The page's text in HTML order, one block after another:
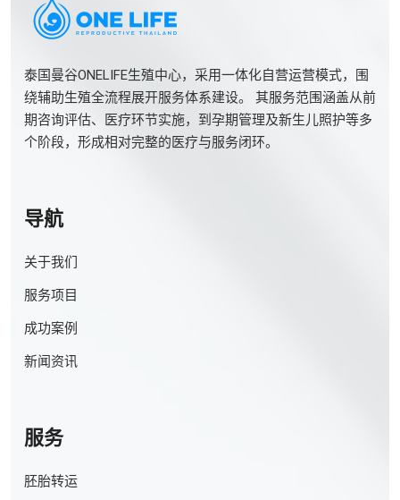
泰国曼谷ONELIFE生殖中心，采用一体化自营运营模式，围
绕辅助生殖全流程展开服务体系建设。 其服务范围涵盖从前
期咨询评估、医疗环节实施，到孕期管理及新生儿照护等多
个阶段，形成相对完整的医疗与服务闭环。
导航
关于我们
服务项目
成功案例
新闻资讯
服务
胚胎转运